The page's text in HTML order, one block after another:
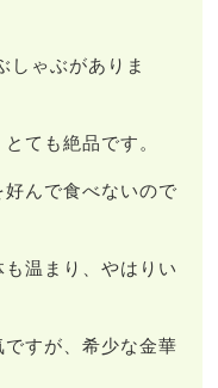
しゃぶがありま
ても絶品です。
んで食べないので
温まり、やはりい
すが、希少な金華